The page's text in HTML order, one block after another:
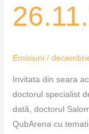
Emisiuni /
Invitata din seara
doctorul specialist
dată, doctorul
QubArena cu
26.11.2020